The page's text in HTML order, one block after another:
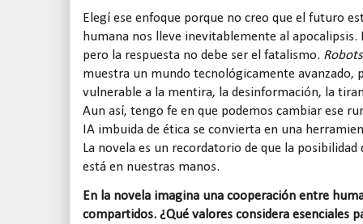
Elegí ese enfoque porque no creo que el futuro
humana nos lleve inevitablemente al apocalipsis.
pero la respuesta no debe ser el fatalismo.
muestra un mundo tecnológicamente avanzado,
vulnerable a la mentira, la desinformación, la
Aun así, tengo fe en que podemos cambiar ese
IA imbuida de ética se convierta en una
La novela es un recordatorio de que la posibilidad
está en nuestras manos.
En la novela imagina una cooperación entre
compartidos. ¿Qué valores considera esenciales